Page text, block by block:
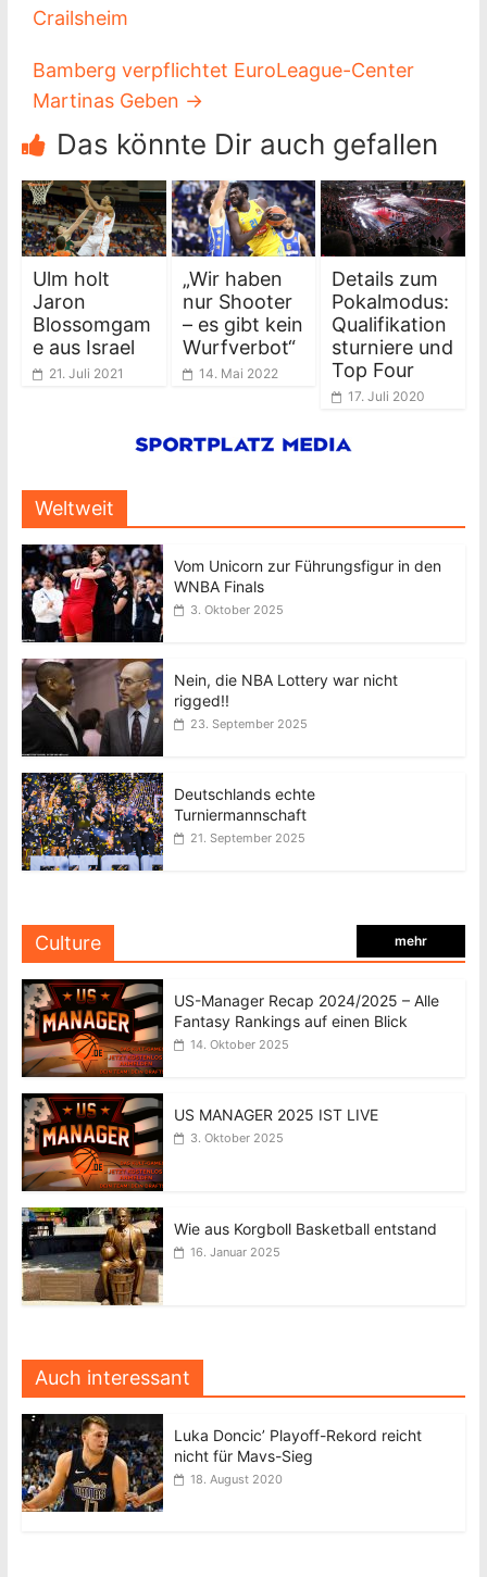
Crailsheim
Bamberg verpflichtet EuroLeague-Center
Martinas Geben →
Das könnte Dir auch gefallen
Ulm holt
Jaron
Blossomgam
e aus Israel
21. Juli 2021
„Wir haben
nur Shooter
– es gibt kein
Wurfverbot“
14. Mai 2022
Details zum
Pokalmodus:
Qualifikation
sturniere und
Top Four
17. Juli 2020
Weltweit
Vom Unicorn zur Führungsfigur in den
WNBA Finals
3. Oktober 2025
Nein, die NBA Lottery war nicht
rigged!!
23. September 2025
Deutschlands echte
Turniermannschaft
21. September 2025
Culture mehr
US-Manager Recap 2024/2025 – Alle
Fantasy Rankings auf einen Blick
14. Oktober 2025
US MANAGER 2025 IST LIVE
3. Oktober 2025
Wie aus Korgboll Basketball entstand
16. Januar 2025
Auch interessant
Luka Doncic’ Playoff-Rekord reicht
nicht für Mavs-Sieg
18. August 2020